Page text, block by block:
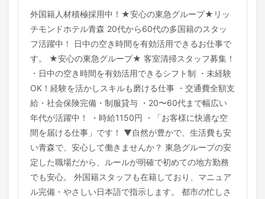
外国籍人材積極採用中！★安心の東急グループ★リッ
チモンドホテル青森 20代から60代の多国籍のスタッ
フ活躍中！ 日中の空き時間を有効活用できるお仕事で
す。 ★安心の東急グループ★ 客室清掃スタッフ募集！
・日中の空き時間を有効活用できるシフト制 ・未経験
OK！経験を活かしスキルも磨ける仕事 ・交通費全額支
給・社会保険完備・制服貸与 ・20〜60代まで幅広い
年代が活躍中！ ・時給1150円 ・「お客様に快適な空
間を届ける仕事」です！ ▼自然が豊かで、生活費も安
い青森で、安心して働きませんか？ 東急グループの安
定した職場だから、ルールが明確で初めての地方勤務
でも安心。 外国籍スタッフも在籍しており、マニュア
ル完備・やさしい日本語で指示します。 都市の忙しさ